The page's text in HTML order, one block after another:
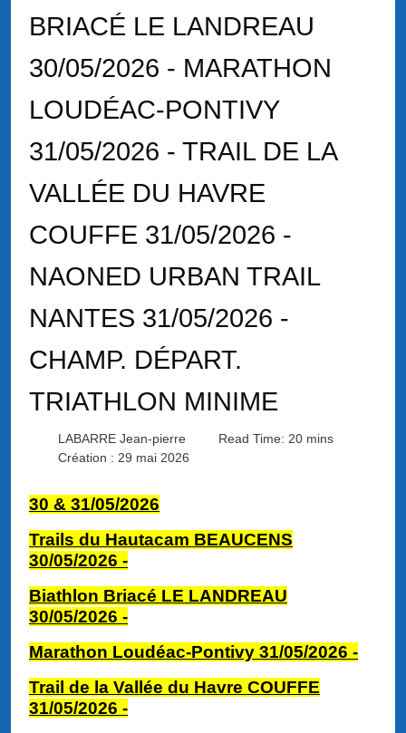
BRIACÉ LE LANDREAU
30/05/2026 - MARATHON
LOUDÉAC-PONTIVY
31/05/2026 - TRAIL DE LA
VALLÉE DU HAVRE
COUFFE 31/05/2026 -
NAONED URBAN TRAIL
NANTES 31/05/2026 -
CHAMP. DÉPART.
TRIATHLON MINIME
LABARRE Jean-pierre
Read Time: 20 mins
Création : 29 mai 2026
30 & 31/05/2026
Trails du Hautacam BEAUCENS
30/05/2026 -
Biathlon Briacé LE LANDREAU
30/05/2026 -
Marathon Loudéac-Pontivy 31/05/2026 -
Trail de la Vallée du Havre COUFFE
31/05/2026 -